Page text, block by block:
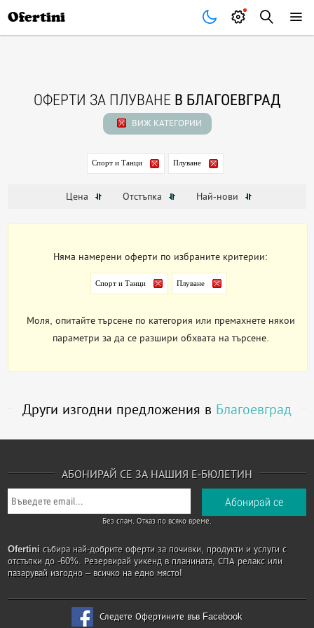
Ofertini
ОФЕРТИ ЗА ПЛУВАНЕ В БЛАГОЕВГРАД
ВИЖ КАТЕГОРИИ
Спорт и Танци Плуване
Цена Отстъпка Най-нови
Няма намерени оферти по избраните критерии:
Спорт и Танци Плуване
Моля, опитайте търсене по категория или премахнете някои
параметри за да се разшири обхвата на търсене.
Други изгодни предложения в Благоевград
АБОНИРАЙ СЕ ЗА НАШИЯ Е-БЮЛЕТИН
Без спам. Отказ по всяко време.
Ofertini събира най-добрите оферти за почивки, продукти и услуги с
отстъпки до -60%. Резервирай уикенд в планината, СПА релакс или
пазарувай изгодно – всичко на едно място!
Следете Офертините във Facebook